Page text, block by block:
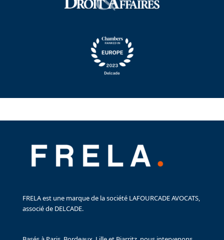
FRELA est une marque de la société LAFOURCADE AVOCATS,
associé de DELCADE.